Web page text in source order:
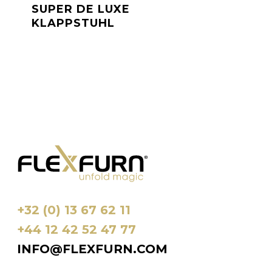
SUPER DE LUXE
KLAPPSTUHL
+32 (0) 13 67 62 11
+44 12 42 52 47 77
INFO@FLEXFURN.COM